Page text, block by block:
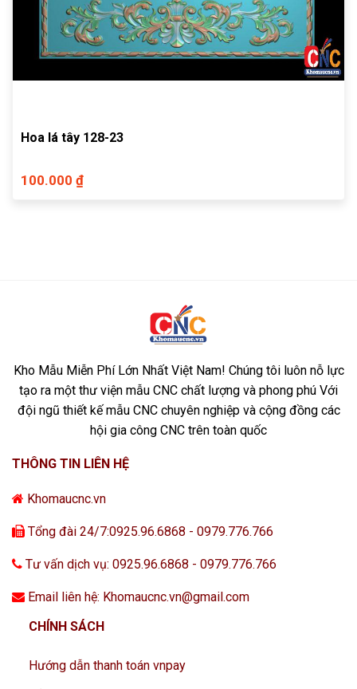
Hoa lá tây 128-23
100.000 ₫
Kho Mẫu Miễn Phí Lớn Nhất Việt Nam! Chúng tôi luôn nỗ lực
tạo ra một thư viện mẫu CNC chất lượng và phong phú Với
đội ngũ thiết kế mẫu CNC chuyên nghiệp và cộng đồng các
hội gia công CNC trên toàn quốc
THÔNG TIN LIÊN HỆ
Khomaucnc.vn
Tổng đài 24/7:0925.96.6868 - 0979.776.766
Tư vấn dịch vụ: 0925.96.6868 - 0979.776.766
Email liên hệ: Khomaucnc.vn@gmail.com
CHÍNH SÁCH
Hướng dẫn thanh toán vnpay